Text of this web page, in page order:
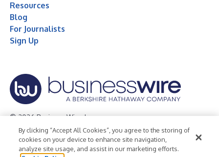
Resources
Blog
For Journalists
Sign Up
© 2026 Business Wire, Inc.
Privacy Policy Cookie Policy
Accessibility Statement
Terms of Use
Legal
By clicking “Accept All Cookies”, you agree to the storing of
cookies on your device to enhance site navigation,
analyze site usage, and assist in our marketing efforts.